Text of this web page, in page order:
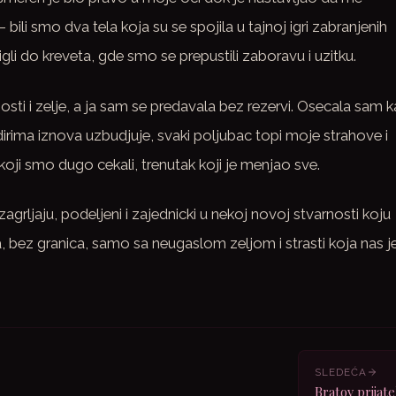
smo dva tela koja su se spojila u tajnoj igri zabranjenih
do kreveta, gde smo se prepustili zaboravu i uzitku.
i zelje, a ja sam se predavala bez rezervi. Osecala sam
iznova uzbudjuje, svaki poljubac topi moje strahove i
smo dugo cekali, trenutak koji je menjao sve.
podeljeni i zajednicki u nekoj novoj stvarnosti koju
granica, samo sa neugaslom zeljom i strasti koja nas
SLEDEĆA
Bratov